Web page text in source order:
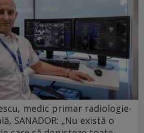
medic primar radiologie-
SANADOR: „Nu există o